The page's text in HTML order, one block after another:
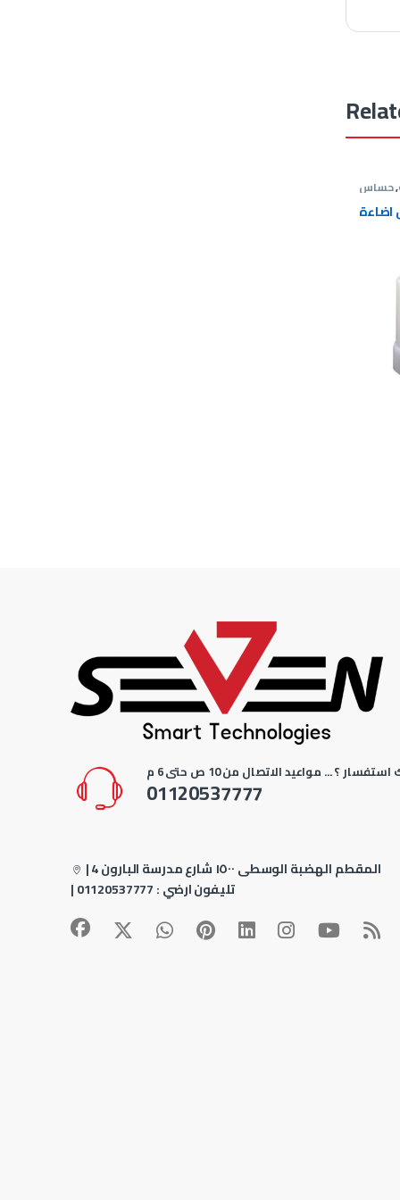
,حساس
حركة
؟ ... مواعيد الاتصال من 10 ص حتى 6 م
01120537777
|
4 المقطم الهضبة الوسطى ١٥٠٠ شارع مدرسة البارون
| تليفون ارضي :01120537777